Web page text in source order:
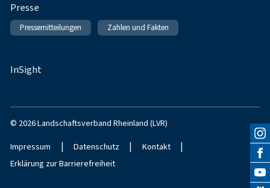
Presse
Pressemitteilungen Zahlen und Fakten
InSight
© 2026 Landschaftsverband Rheinland (LVR)
Impressum | Datenschutz | Kontakt |
Erklärung zur Barrierefreiheit